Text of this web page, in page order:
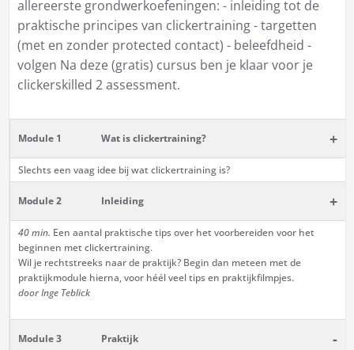
allereerste grondwerkoefeningen: - inleiding tot de
praktische principes van clickertraining - targetten
(met en zonder protected contact) - beleefdheid -
volgen Na deze (gratis) cursus ben je klaar voor je
clickerskilled 2 assessment.
Module 1 Wat is clickertraining? +
Slechts een vaag idee bij wat clickertraining is?
Module 2 Inleiding +
40 min. Een aantal praktische tips over het voorbereiden voor het
beginnen met clickertraining.
Wil je rechtstreeks naar de praktijk? Begin dan meteen met de
praktijkmodule hierna, voor héél veel tips en praktijkfilmpjes.
door Inge Teblick
Module 3 Praktijk -